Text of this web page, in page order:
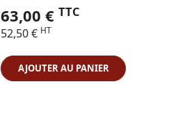
63,00 € TTC
52,50 € HT
AJOUTER AU PANIER